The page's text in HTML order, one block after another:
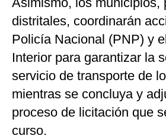
distritales, coordinarán
Policía Nacional (PNP) y
Interior para garantizar la
servicio de transporte de
mientras se concluya y
proceso de licitación que
curso.